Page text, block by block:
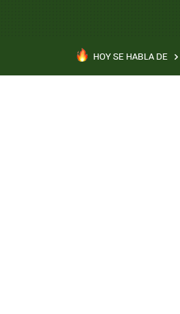
HOY SE HABLA DE